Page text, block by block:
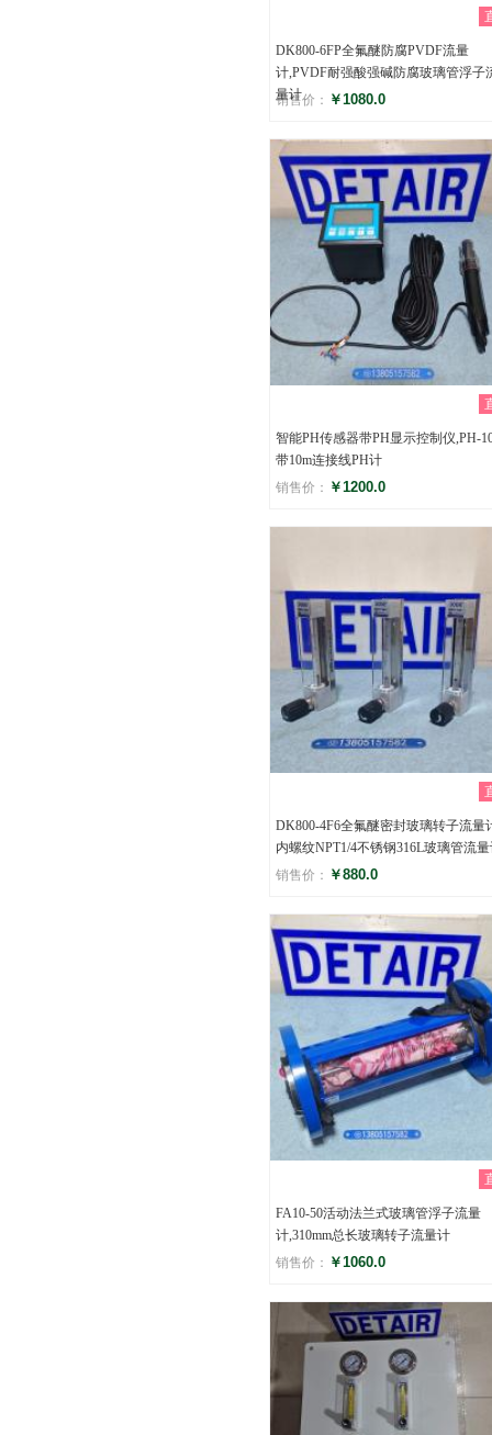
DK800-6FP全氟醚防腐PVDF流量
计,PVDF耐强酸强碱防腐玻璃管浮子
量计
销售价： ￥1080.0
评分
()
智能PH传感器带PH显示控制仪,PH-
带10m连接线PH计
销售价： ￥1200.0
评分
DK800-4F6全氟醚密封玻璃转子流量
内螺纹NPT1/4不锈钢316L玻璃管流
销售价： ￥880.0
评分
()
FA10-50活动法兰式玻璃管浮子流量
计,310mm总长玻璃转子流量计
销售价： ￥1060.0
评分
()